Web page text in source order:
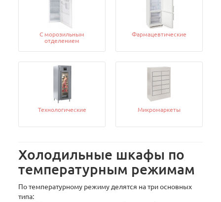
С морозильным
отделением
Фармацевтические
Технологические Микромаркеты
Холодильные шкафы по
температурным режимам
По температурному режиму делятся на три основных
типа: